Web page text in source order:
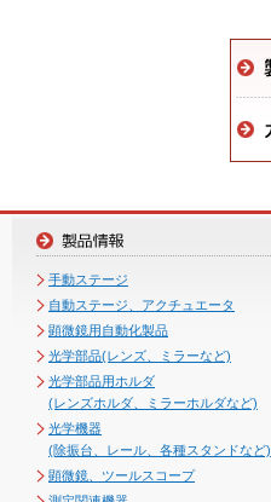
手動ステージ
自動ステージ、アクチュエータ
顕微鏡用自動化製品
光学部品(レンズ、ミラーなど)
光学部品用ホルダ
(レンズホルダ、ミラーホルダなど)
光学機器
(除振台、レール、各種スタンドなど)
顕微鏡、ツールスコープ